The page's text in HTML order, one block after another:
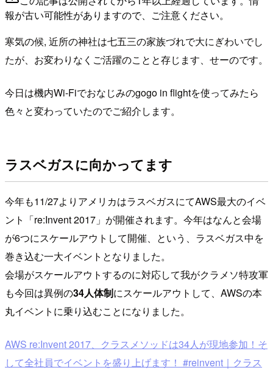
報が古い可能性がありますので、ご注意ください。
寒気の候, 近所の神社は七五三の家族づれで大にぎわいでし
たが、お変わりなくご活躍のことと存じます、せーのです。
今日は機内Wi-Fiでおなじみのgogo in flightを使ってみたら
色々と変わっていたのでご紹介します。
ラスベガスに向かってます
今年も11/27よりアメリカはラスベガスにてAWS最大のイベ
ント「re:Invent 2017」が開催されます。今年はなんと会場
が6つにスケールアウトして開催、という、ラスベガス中を
巻き込む一大イベントとなりました。
会場がスケールアウトするのに対応して我がクラメソ特攻軍
も今回は異例の34人体制にスケールアウトして、AWSの本
丸イベントに乗り込むことになりました。
AWS re:Invent 2017、クラスメソッドは34人が現地参加！そ
して全社員でイベントを盛り上げます！ #reinvent｜クラス